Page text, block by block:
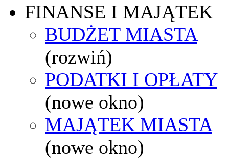
FINANSE I MAJĄTEK
BUDŻET MIASTA
(rozwiń)
PODATKI I OPŁATY
(nowe okno)
MAJĄTEK MIASTA
(nowe okno)